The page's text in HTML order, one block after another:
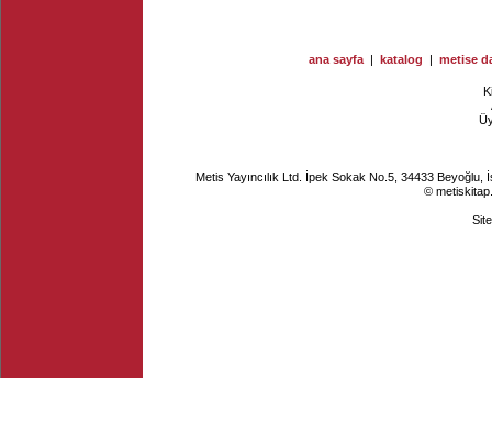
ana sayfa | katalog | metise
Metis Yayıncılık Ltd. İpek Sokak No.5, 34433
©